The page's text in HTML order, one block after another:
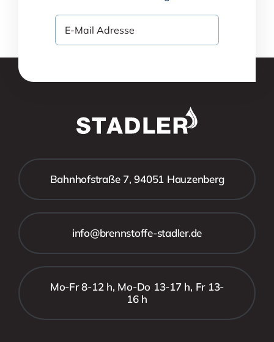
Bahnhofstraße 7, 94051 Hauzenberg
info@brennstoffe-stadler.de
Mo-Fr 8-12 h, Mo-Do 13-17 h, Fr 13-
16 h